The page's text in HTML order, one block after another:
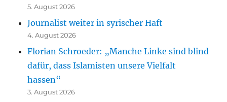
5. August 2026
Journalist weiter in syrischer Haft
4. August 2026
Florian Schroeder: „Manche Linke sind blind
dafür, dass Islamisten unsere Vielfalt
hassen“
3. August 2026